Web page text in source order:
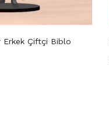
Erkek Çiftçi Biblo